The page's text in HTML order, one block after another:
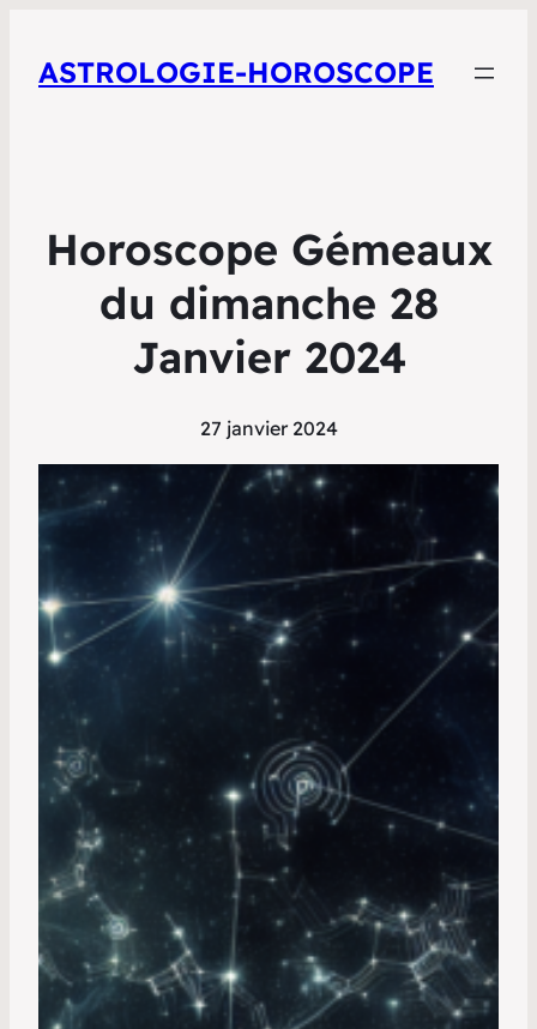
ASTROLOGIE-HOROSCOPE
Horoscope Gémeaux
du dimanche 28
Janvier 2024
27 janvier 2024